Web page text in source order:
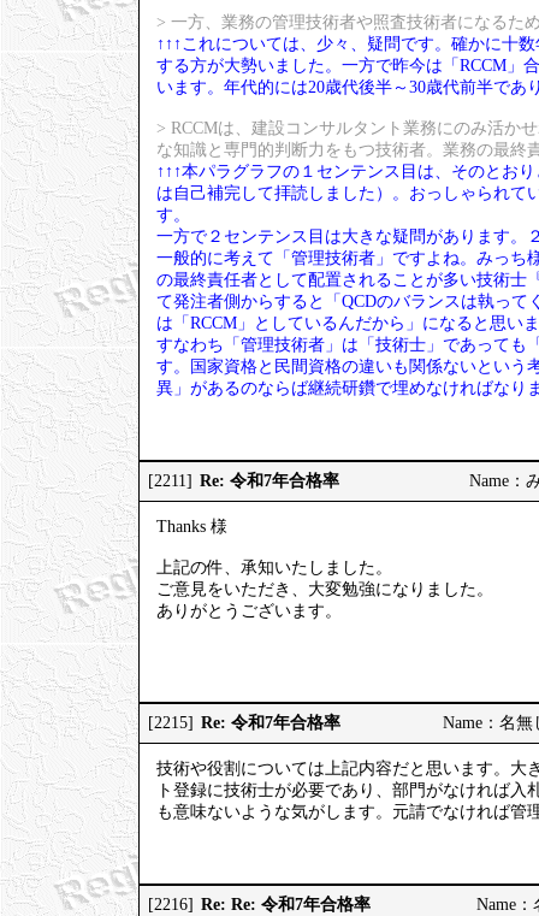
> 一方、業務の管理技術者や照査技術者になるた
↑↑↑これについては、少々、疑問です。確かに十
する方が大勢いました。一方で昨今は「RCCM」
います。年代的には20歳代後半～30歳代前半で
> RCCMは、建設コンサルタント業務にのみ活か
な知識と専門的判断力をもつ技術者。業務の最
↑↑↑本パラグラフの１センテンス目は、そのとお
は自己補完して拝読しました）。おっしゃられ
す。
一方で２センテンス目は大きな疑問があります。
一般的に考えて「管理技術者」ですよね。みっち
の最終責任者として配置されることが多い技術士
て発注者側からすると「QCDのバランスは執っ
は「RCCM」としているんだから」になると思い
すなわち「管理技術者」は「技術士」であっても
す。国家資格と民間資格の違いも関係ないという
異」があるのならば継続研鑽で埋めなければなり
[2211] Re: 令和7年合格率 Name：
Thanks 様
上記の件、承知いたしました。
ご意見をいただき、大変勉強になりました。
ありがとうございます。
[2215] Re: 令和7年合格率 Name：名
技術や役割については上記内容だと思います。大
ト登録に技術士が必要であり、部門がなければ
も意味ないような気がします。元請でなければ
[2216] Re: Re: 令和7年合格率 Name